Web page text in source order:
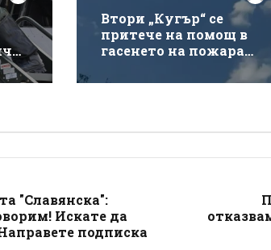
Втори „Кугър“ се
притече на помощ в
гасенето на пожара
покрай магистрала
„Тракия“
"Славянска":
Искате да
подписка